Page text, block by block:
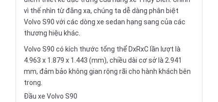
vì thế nhìn từ đằng xa, chúng ta dễ dàng phân biệt
Volvo S90 với các dòng xe sedan hạng sang của các
thương hiệu khác.
Volvo S90 có kích thước tổng thể DxRxC lần lượt là
4.963 x 1.879 x 1.443 (mm), chiều dài cơ sở là 2.941
mm, đảm bảo không gian rộng rãi cho hành khách bên
trong.
Đầu xe Volvo S90